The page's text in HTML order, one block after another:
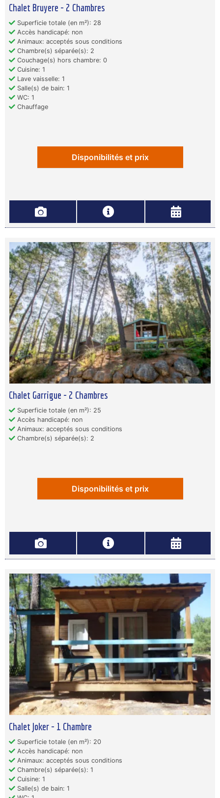
Chalet Bruyere - 2 Chambres
Superficie totale (en m²): 28
Accès handicapé: non
Animaux: acceptés sous conditions
Chambre(s) séparée(s): 2
Couchage(s) hors chambre: 0
Cuisine: 1
Lave vaisselle: 1
Salle(s) de bain: 1
WC: 1
Chauffage
Disponibilités et prix
Chalet Garrigue - 2 Chambres
Superficie totale (en m²): 25
Accès handicapé: non
Animaux: acceptés sous conditions
Chambre(s) séparée(s): 2
Disponibilités et prix
Chalet Joker - 1 Chambre
Superficie totale (en m²): 20
Accès handicapé: non
Animaux: acceptés sous conditions
Chambre(s) séparée(s): 1
Cuisine: 1
Salle(s) de bain: 1